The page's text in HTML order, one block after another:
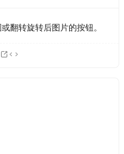
翻转旋转后图片的按钮。